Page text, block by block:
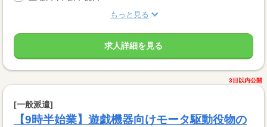
もっと見る
求人詳細を見る
3日以内公開
[一般派遣]
【9時半始業】遊戯機器向けモータ駆動役物の